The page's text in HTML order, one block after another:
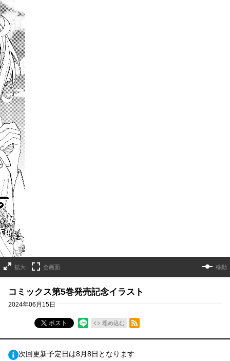
拡大 全画面 移動
コミックス第5巻発売記念イラスト
2024年06月15日
ポスト 埋め込む
RSSフィード
次回更新予定日は8月8日となります